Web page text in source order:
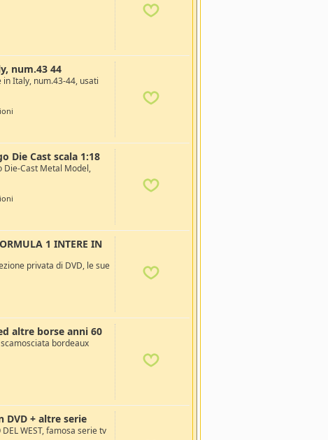
num.43 44
Italy, num.43-44, usati
Die Cast scala 1:18
Die-Cast Metal Model,
1 INTERE IN
privata di DVD, le sue
altre borse anni 60
bordeaux
DVD + altre serie
WEST, famosa serie tv